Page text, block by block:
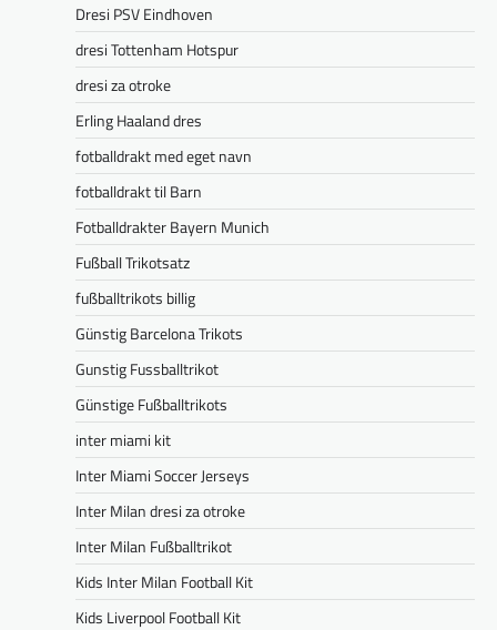
Dresi PSV Eindhoven
dresi Tottenham Hotspur
dresi za otroke
Erling Haaland dres
fotballdrakt med eget navn
fotballdrakt til Barn
Fotballdrakter Bayern Munich
Fußball Trikotsatz
fußballtrikots billig
Günstig Barcelona Trikots
Gunstig Fussballtrikot
Günstige Fußballtrikots
inter miami kit
Inter Miami Soccer Jerseys
Inter Milan dresi za otroke
Inter Milan Fußballtrikot
Kids Inter Milan Football Kit
Kids Liverpool Football Kit